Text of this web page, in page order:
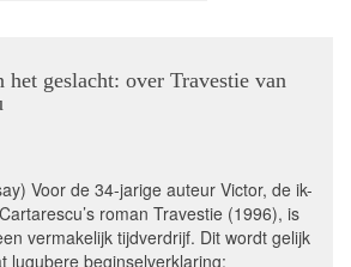
het geslacht: over Travestie van
Voor de 34-jarige auteur Victor, de ik-
roman Travestie (1996), is
vermakelijk tijdverdrijf. Dit wordt gelijk
lugubere beginselverklaring: